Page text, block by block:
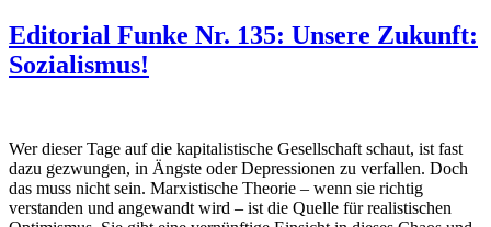
Editorial Funke Nr. 135: Unsere Zukunft:
Sozialismus!
Wer dieser Tage auf die kapitalistische Gesellschaft schaut, ist fast
dazu gezwungen, in Ängste oder Depressionen zu verfallen. Doch
das muss nicht sein. Marxistische Theorie – wenn sie richtig
verstanden und angewandt wird – ist die Quelle für realistischen